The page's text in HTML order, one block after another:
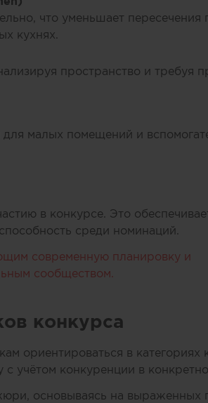
что уменьшает пересечения
кухнях.
пространство и требуя
малых помещений и
в конкурсе. Это
среди номинаций.
современную планировку и
сообществом.
конкурса
ориентироваться в категориях
с учётом конкуренции в
основываясь на выраженных